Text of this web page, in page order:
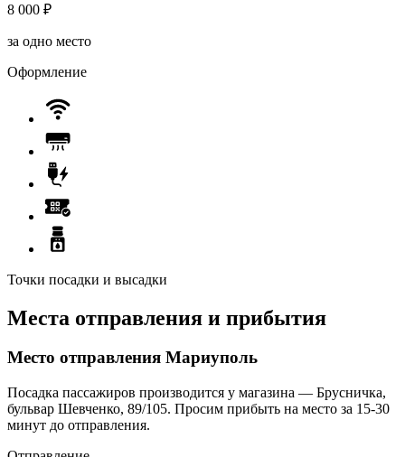
8 000 ₽
за одно место
Оформление
Точки посадки и высадки
Места отправления и прибытия
Место отправления Мариуполь
Посадка пассажиров производится у магазина — Брусничка,
бульвар Шевченко, 89/105. Просим прибыть на место за 15-30
минут до отправления.